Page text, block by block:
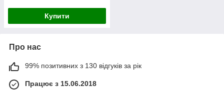
Купити
Про нас
99% позитивних з 130 відгуків за рік
Працює з 15.06.2018